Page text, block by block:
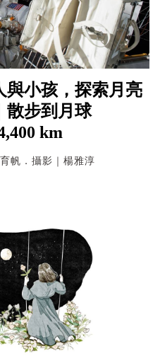
與小孩，探索月亮
散步到月球
km
帆．攝影｜楊雅淳